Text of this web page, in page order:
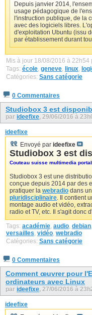
Depuis janvier 2014,
usage pédagogique de
l'instruction publique, de la
avec des logiciels libres.
d'exploitation Ubuntu (issu
par établissement durant
Mis à jour 18/08/2016 à 22h54
Tags: école, geneve, linux,
Catégories: Sans catégorie
0 Commentaires
Studiobox 3 est
par ideefixe, 29/06/2016 à
ideefixe
Envoyé par ideefixe
Studiobox 3 est
Couteau suisse multimedia
Studiobox 3 est une
conçue depuis 2014 par des
pratiquer la webradio dans
pluridisciplinaire. Il contient
montage audio et vidéo,
radio et TV, etc. Il s'agit donc
Tags: académie, audio, debian,
versailles, vidéo, webradio
Catégories: Sans catégorie
0 Commentaires
Comment œuvrer pour
ordinateurs avec Linux
par ideefixe, 27/06/2016 à
ideefixe